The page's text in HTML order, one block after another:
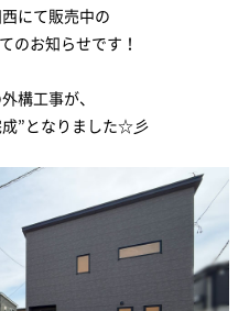
にて販売中の
のお知らせです！
構工事が、
”となりました☆彡